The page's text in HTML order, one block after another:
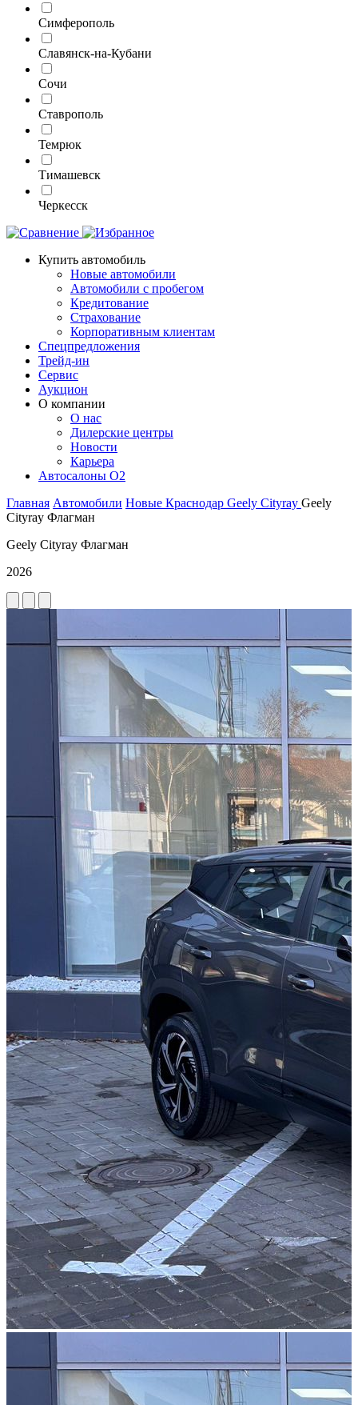
Симферополь
Славянск-на-Кубани
Сочи
Ставрополь
Темрюк
Тимашевск
Черкесск
Купить автомобиль
Новые автомобили
Автомобили с пробегом
Кредитование
Страхование
Корпоративным клиентам
Спецпредложения
Трейд-ин
Сервис
Аукцион
О компании
О нас
Дилерские центры
Новости
Карьера
Автосалоны O2
Главная Автомобили Новые Краснодар Geely Cityray Geely
Cityray Флагман
Geely Cityray Флагман
2026